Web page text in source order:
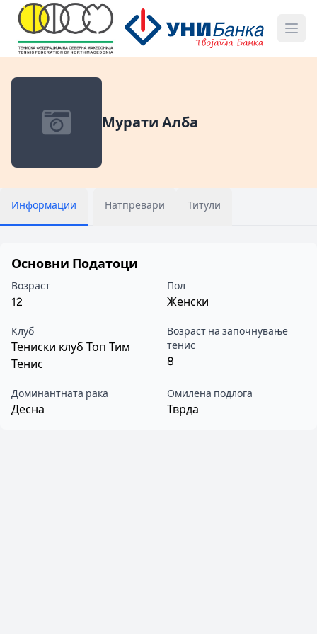
Мурати Алба
Информации Натпревари Титули
Основни Податоци
Возраст
12
Пол
Женски
Клуб
Тениски клуб Топ Тим
Тенис
Возраст на започнување
тенис
8
Доминантната рака
Десна
Омилена подлога
Тврда